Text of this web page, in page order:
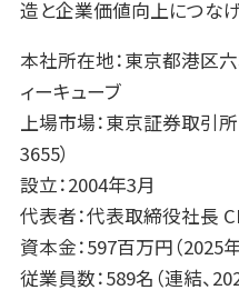
造と企業価値向上につな
本社所在地：東京都港区
ィーキューブ
上場市場：東京証券取引
3655）
設立：2004年3月
代表者：代表取締役社長
資本金：597百万円（2025
従業員数：589名（連結、